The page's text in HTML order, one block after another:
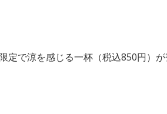
定で涼を感じる一杯（税込850円）